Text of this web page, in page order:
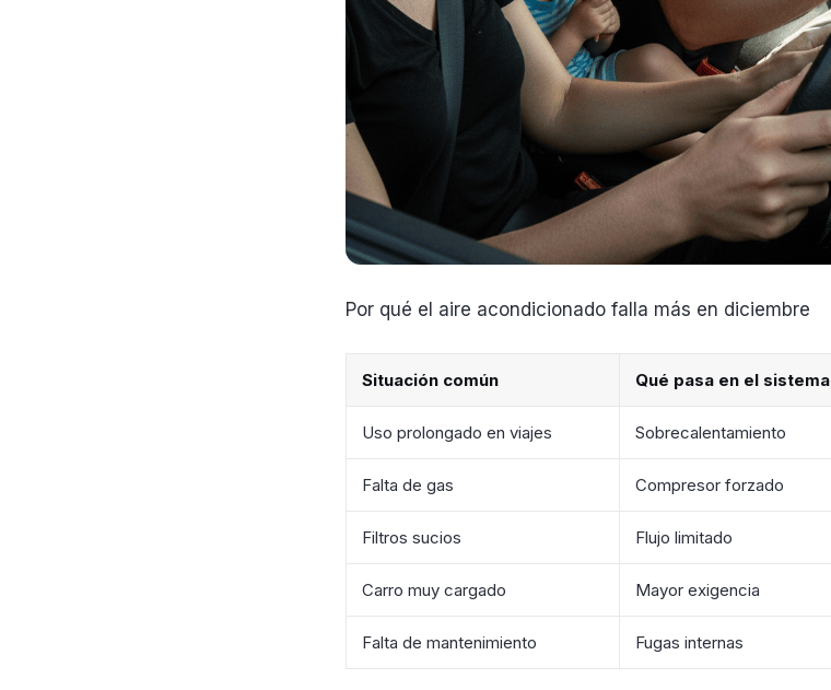
Por qué el aire acondicionado falla más en diciembre
Situación común Qué pasa en el sistema
Uso prolongado en viajes Sobrecalentamiento
Falta de gas Compresor forzado
Filtros sucios Flujo limitado
Carro muy cargado Mayor exigencia
Falta de mantenimiento Fugas internas